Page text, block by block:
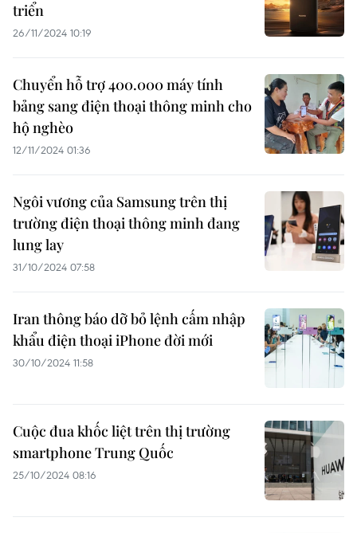
triển
26/11/2024 10:19
Chuyển hỗ trợ 400.000 máy tính
bảng sang điện thoại thông minh cho
hộ nghèo
12/11/2024 01:36
Ngôi vương của Samsung trên thị
trường điện thoại thông minh đang
lung lay
31/10/2024 07:58
Iran thông báo dỡ bỏ lệnh cấm nhập
khẩu điện thoại iPhone đời mới
30/10/2024 11:58
Cuộc đua khốc liệt trên thị trường
smartphone Trung Quốc
25/10/2024 08:16